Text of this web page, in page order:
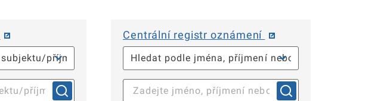
Centrální registr oznámení